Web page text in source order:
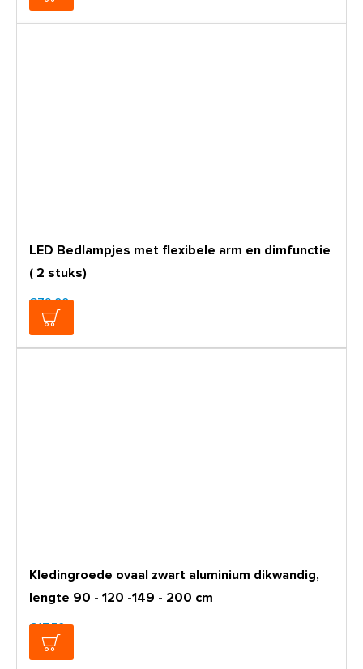
LED Bedlampjes met flexibele arm en dimfunctie
( 2 stuks)
€79,00
Kledingroede ovaal zwart aluminium dikwandig,
lengte 90 - 120 -149 - 200 cm
€17,50